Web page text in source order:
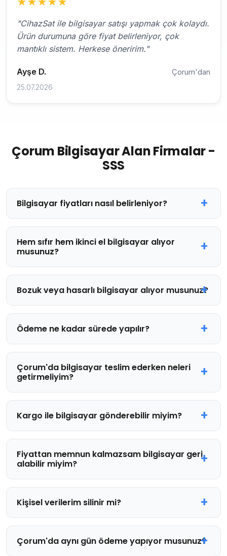
"CihazSat ile bilgisayar satışı yapmak çok kolaydı.
Ürün durumuna göre fiyat belirleniyor, çok
mantıklı sistem. Herkese öneririm."
Ayşe D. Çorum'dan
25.07.2026
Çorum Bilgisayar Alan Firmalar -
SSS
Bilgisayar fiyatları nasıl belirleniyor?
Hem sıfır hem ikinci el bilgisayar alıyor
musunuz?
Bozuk veya hasarlı bilgisayar alıyor musunuz?
Ödeme ne kadar sürede yapılır?
Çorum'da bilgisayar teslim ederken neleri
getirmeliyim?
Kargo ile bilgisayar gönderebilir miyim?
Fiyattan memnun kalmazsam bilgisayar geri
alabilir miyim?
Kişisel verilerim silinir mi?
Çorum'da aynı gün ödeme yapıyor musunuz?